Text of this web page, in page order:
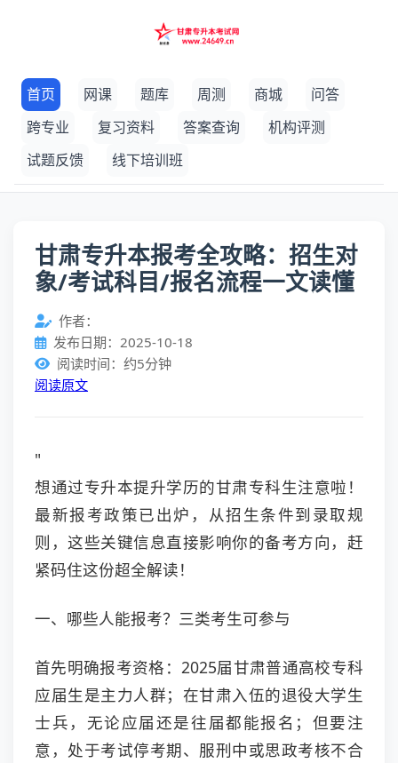
首页 网课 题库 周测 商城
问答
跨专业
复习资料 答案查询
机构评测
试题反馈
线下培训班
甘肃专升本报考全攻略：招生对
象/考试科目/报名流程一文读懂
作者：
发布日期：2025-10-18
阅读时间：约5分钟
阅读原文
"
想通过专升本提升学历的甘肃专科生注意啦！
最新报考政策已出炉，从招生条件到录取规
则，这些关键信息直接影响你的备考方向，赶
紧码住这份超全解读！
一、哪些人能报考？三类考生可参与
首先明确报考资格：2025届甘肃普通高校专科
应届生是主力人群；在甘肃入伍的退役大学生
士兵，无论应届还是往届都能报名；但要注
意，处于考试停考期、服刑中或思政考核不合